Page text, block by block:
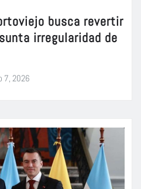
busca revertir
irregularidad de
7, 2026